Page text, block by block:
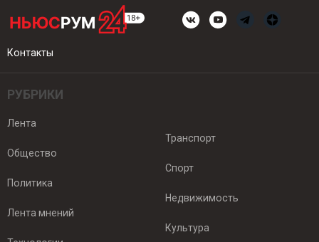
Контакты
РУБРИКИ
Лента
Общество
Политика
Лента мнений
Транспорт
Спорт
Недвижимость
Культура